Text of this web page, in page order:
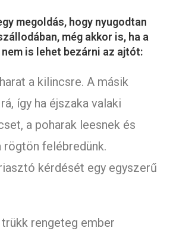
megoldás, hogy nyugodtan
még akkor is, ha a
nem is lehet bezárni az ajtót:
a kilincsre. A másik
így ha éjszaka valaki
a poharak leesnek és
rögtön felébredünk.
kérdését egy egyszerű
rengeteg ember